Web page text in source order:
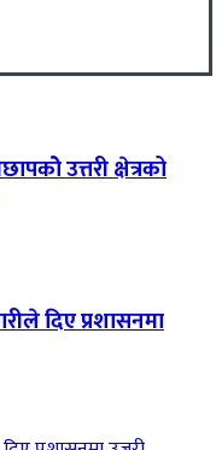
उत्तरी क्षेत्रको
दिए प्रशासनमा